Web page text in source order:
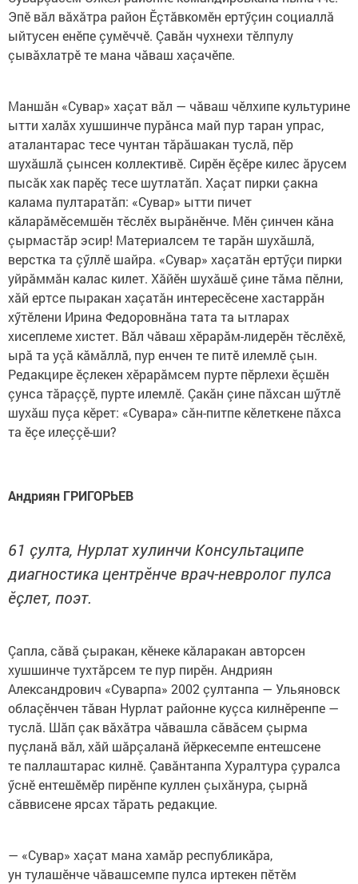
Эпӗ вăл вăхăтра район Ӗçтăвкомӗн ертӳçин социаллă
ыйтусен енӗпе çумӗччӗ. Çавăн чухнехи тӗлпулу
çывăхлатрӗ те мана чăваш хаçачӗпе.
Маншăн «Сувар» хаçат вăл — чăваш чӗлхипе культурине
ытти халăх хушшинче пурăнса май пур таран упрас,
аталантарас тесе чунтан тăрăшакан туслă, пӗр
шухăшлă çынсен коллективӗ. Сирӗн ӗçӗре килес ăрусем
пысăк хак парӗç тесе шутлатăп. Хаçат пирки çакна
калама пултаратăп: «Сувар» ытти пичет
кăларăмӗсемшӗн тӗслӗх вырăнӗнче. Мӗн çинчен кăна
çырмастăр эсир! Материалсем те тарăн шухăшлă,
верстка та çӳллӗ шайра. «Сувар» хаçатăн ертӳçи пирки
уйрăммăн калас килет. Хăйӗн шухăшӗ çине тăма пӗлни,
хăй ертсе пыракан хаçатăн интересӗсене хастаррăн
хӳтӗлени Ирина Федоровнăна тата та ытларах
хисеплеме хистет. Вăл чăваш хӗрарăм-лидерӗн тӗслӗхӗ,
ырă та уçă кăмăллă, пур енчен те питӗ илемлӗ çын.
Редакцире ӗçлекен хӗрарăмсем пурте пӗрлехи ӗçшӗн
çунса тăраççӗ, пурте илемлӗ. Çакăн çине пăхсан шӳтлӗ
шухăш пуçа кӗрет: «Сувара» сăн-питпе кӗлеткене пăхса
та ӗçе илеççӗ-ши?
Андриян ГРИГОРЬЕВ
61 çулта, Нурлат хулинчи Консультаципе
диагностика центрӗнче врач-невролог пулса
ӗçлет, поэт.
Çапла, сăвă çыракан, кӗнеке кăларакан авторсен
хушшинче тухтăрсем те пур пирӗн. Андриян
Александрович «Суварпа» 2002 çултанпа — Ульяновск
облаçӗнчен тăван Нурлат районне куçса килнӗренпе —
туслă. Шăп çак вăхăтра чăвашла сăвăсем çырма
пуçланă вăл, хăй шăрçаланă йӗркесемпе ентешсене
те паллаштарас килнӗ. Çавăнтанпа Хуралтура çуралса
ӳснӗ ентешӗмӗр пирӗнпе куллен çыхăнура, çырнă
сăввисене ярсах тăрать редакцие.
— «Сувар» хаçат мана хамăр республикăра,
ун тулашӗнче чăвашсемпе пулса иртекен пӗтӗм